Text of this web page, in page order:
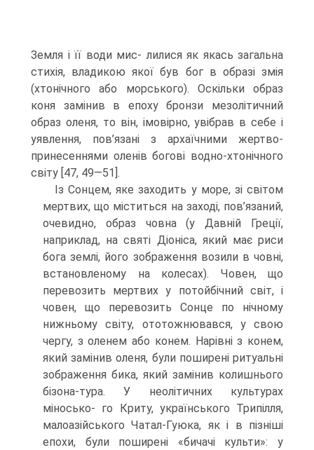
Земля і її води мис- лилися як якась загальна
стихія, владикою якої був бог в образі змія
(хтонічного або морського). Оскільки образ
коня замінив в епоху бронзи мезолітичний
образ оленя, то він, імовірно, увібрав в себе і
уявлення, пов’язані з архаїчними жертво­
принесеннями оленів богові водно-хтонічного
світу [47, 49—51].
Із Сонцем, яке заходить у море, зі світом
мертвих, що міститься на заході, пов’язаний,
очевидно, образ човна (у Давній Греції,
наприклад, на святі Діоніса, який має риси
бога землі, його зображення возили в човні,
встановленому на ко­лесах). Човен, що
перевозить мертвих у потойбічний світ, і
човен, що перевозить Сонце по нічному
нижньому світу, ототожнювався, у свою
чергу, з оленем або ко­нем. Нарівні з конем,
який замінив оленя, були поширені ритуальні
зображення бика, який замінив колишнього
бізона-тура. У неолітичних культурах
міносько- го Криту, українського Трипілля,
малоазійського Чатал-Гуюка, як і в пізніші
епо­хи, були поширені «бичачі культи»: у